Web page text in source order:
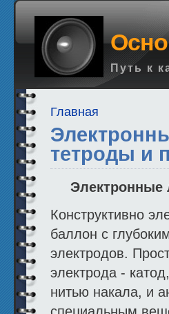
Путь к
Главная
тетроды и
Конструктивно
баллон с
электродов.
электрода -
нитью накала, и